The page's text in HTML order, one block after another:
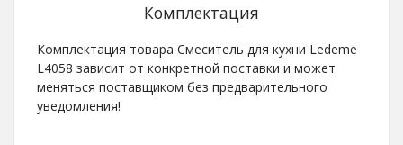
Комплектация
Комплектация товара Смеситель для кухни Ledeme
L4058 зависит от конкретной поставки и может
меняться поставщиком без предварительного
уведомления!